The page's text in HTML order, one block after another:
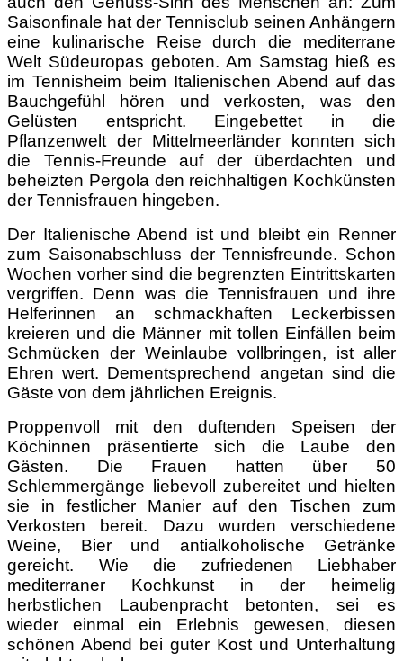
Saisonfinale hat der Tennisclub seinen Anhängern
eine kulinarische Reise durch die mediterrane
Welt Südeuropas geboten. Am Samstag hieß es
im Tennisheim beim Italienischen Abend auf das
Bauchgefühl hören und verkosten, was den
Gelüsten entspricht. Eingebettet in die
Pflanzenwelt der Mittelmeerländer konnten sich
die Tennis-Freunde auf der überdachten und
beheizten Pergola den reichhaltigen Kochkünsten
der Tennisfrauen hingeben.
Der Italienische Abend ist und bleibt ein Renner
zum Saisonabschluss der Tennisfreunde. Schon
Wochen vorher sind die begrenzten Eintrittskarten
vergriffen. Denn was die Tennisfrauen und ihre
Helferinnen an schmackhaften Leckerbissen
kreieren und die Männer mit tollen Einfällen beim
Schmücken der Weinlaube vollbringen, ist aller
Ehren wert. Dementsprechend angetan sind die
Gäste von dem jährlichen Ereignis.
Proppenvoll mit den duftenden Speisen der
Köchinnen präsentierte sich die Laube den
Gästen. Die Frauen hatten über 50
Schlemmergänge liebevoll zubereitet und hielten
sie in festlicher Manier auf den Tischen zum
Verkosten bereit. Dazu wurden verschiedene
Weine, Bier und antialkoholische Getränke
gereicht. Wie die zufriedenen Liebhaber
mediterraner Kochkunst in der heimelig
herbstlichen Laubenpracht betonten, sei es
wieder einmal ein Erlebnis gewesen, diesen
schönen Abend bei guter Kost und Unterhaltung